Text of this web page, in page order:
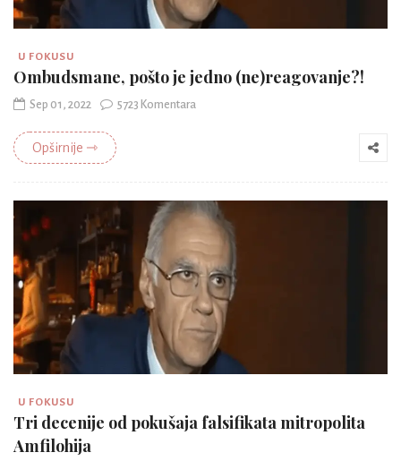
U FOKUSU
Ombudsmane, pošto je jedno (ne)reagovanje?!
Sep 01, 2022 5723 Komentara
Opširnije ⇾
U FOKUSU
Tri decenije od pokušaja falsifikata mitropolita
Amfilohija